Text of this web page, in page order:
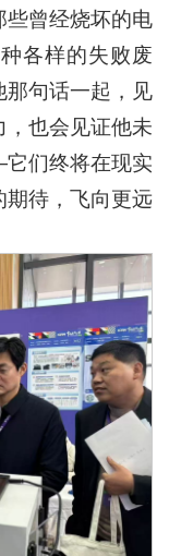
些曾经烧坏的电
各样的失败废
那句话一起，见
也会见证他未
们终将在现实
期待，飞向更远